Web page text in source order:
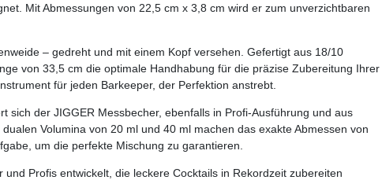
Mit Abmessungen von 22,5 cm x 3,8 cm wird er zum unverzichtbaren
– gedreht und mit einem Kopf versehen. Gefertigt aus 18/10
von 33,5 cm die optimale Handhabung für die präzise Zubereitung Ihrer
für jeden Barkeeper, der Perfektion anstrebt.
sich der JIGGER Messbecher, ebenfalls in Profi-Ausführung und aus
Volumina von 20 ml und 40 ml machen das exakte Abmessen von
um die perfekte Mischung zu garantieren.
und Profis entwickelt, die leckere Cocktails in Rekordzeit zubereiten